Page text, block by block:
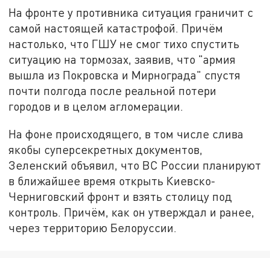
На фронте у противника ситуация граничит с
самой настоящей катастрофой. Причём
настолько, что ГШУ не смог тихо спустить
ситуацию на тормозах, заявив, что "армия
вышла из Покровска и Мирнограда" спустя
почти полгода после реальной потери
городов и в целом агломерации.
На фоне происходящего, в том числе слива
якобы суперсекретных документов,
Зеленский объявил, что ВС России планируют
в ближайшее время открыть Киевско-
Черниговский фронт и взять столицу под
контроль. Причём, как он утверждал и ранее,
через территорию Белоруссии.